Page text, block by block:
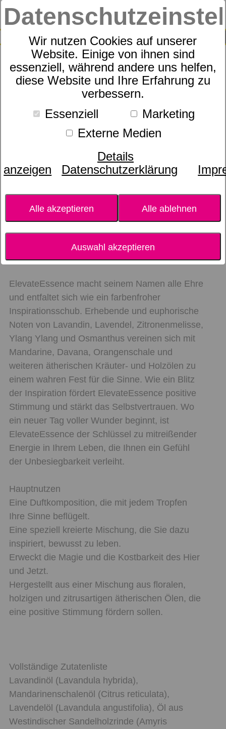
Wir nutzen Cookies auf unserer
Website. Einige von ihnen sind
essenziell, während andere uns helfen,
diese Website und Ihre Erfahrung zu
verbessern.
Essenziell
Marketing
Externe Medien
Details
anzeigen
Datenschutzerklärung
Alle akzeptieren Alle ablehnen
Auswahl akzeptieren
SUCHE
0
ElevateEssence
Ätherische Ölmischung
ElevateEssence macht seinem Namen alle Ehre
und entfaltet sich wie ein farbenfroher
Inspirationsschub. Erhebende und euphorische
Noten von Lavandin, Lavendel, Zitronenmelisse,
Ylang Ylang und Osmanthus vereinen sich mit
Mandarine, Davana, Orangenschale und
weiteren ätherischen Kräuter- und Holzölen zu
einem wahren Fest für die Sinne. Wie ein Blitz
der Inspiration fördert ElevateEssence positive
Stimmung und stärkt das Selbstvertrauen. Wo
ein neuer Tag voller Wunder beginnt, ist
ElevateEssence der Schlüssel zu mitreißender
Energie in Ihrem Leben, die Ihnen ein Gefühl
der Unbesiegbarkeit verleiht.
Hauptnutzen
Eine Duftkomposition, die mit jedem Tropfen
Ihre Sinne beflügelt.
Eine speziell kreierte Mischung, die Sie dazu
inspiriert, bewusst zu leben.
Erweckt die Magie und die Kostbarkeit des Hier
und Jetzt.
Hergestellt aus einer Mischung aus floralen,
holzigen und zitrusartigen ätherischen Ölen, die
eine positive Stimmung fördern sollen.
Vollständige Zutatenliste
Lavandinöl (Lavandula hybrida),
Mandarinenschalenöl (Citrus reticulata),
Lavendelöl (Lavandula angustifolia), Öl aus
Westindischer Sandelholzrinde (Amyris